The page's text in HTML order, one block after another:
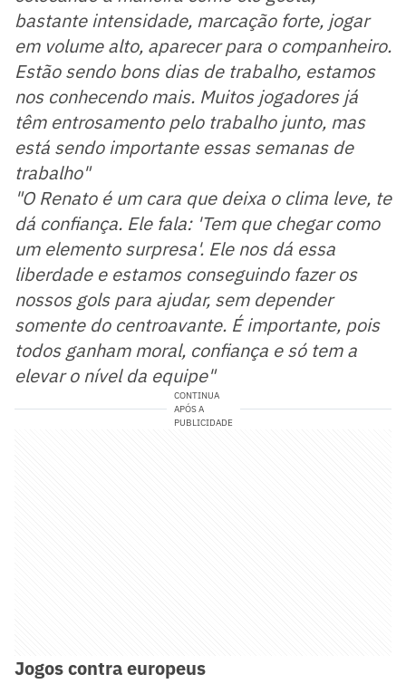
bastante intensidade, marcação forte, jogar
em volume alto, aparecer para o companheiro.
Estão sendo bons dias de trabalho, estamos
nos conhecendo mais. Muitos jogadores já
têm entrosamento pelo trabalho junto, mas
está sendo importante essas semanas de
trabalho"
"O Renato é um cara que deixa o clima leve, te
dá confiança. Ele fala: 'Tem que chegar como
um elemento surpresa'. Ele nos dá essa
liberdade e estamos conseguindo fazer os
nossos gols para ajudar, sem depender
somente do centroavante. É importante, pois
todos ganham moral, confiança e só tem a
elevar o nível da equipe"
CONTINUA
APÓS A
PUBLICIDADE
Jogos contra europeus